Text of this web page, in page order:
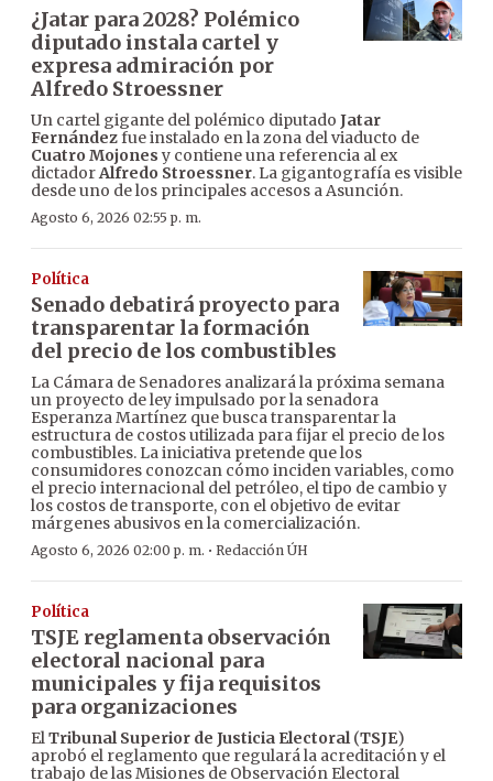
¿Jatar para 2028? Polémico
diputado instala cartel y
expresa admiración por
Alfredo Stroessner
Un cartel gigante del polémico diputado Jatar
Fernándezfue instalado en la zona del viaducto de
Cuatro Mojones y contiene una referencia al ex
dictadorAlfredo Stroessner. La gigantografía es visible
desde uno de los principales accesos a Asunción.
Agosto 6, 2026 02:55 p. m.
Política
Senado debatirá proyecto para
transparentar la formación
del precio de los combustibles
La Cámara de Senadores analizará la próxima semana
un proyecto de ley impulsado por la senadora
Esperanza Martínez que busca transparentar la
estructura de costos utilizada para fijar el precio de los
combustibles. La iniciativa pretende que los
consumidores conozcan cómo inciden variables, como
el precio internacional del petróleo, el tipo de cambio y
los costos de transporte, con el objetivo de evitar
márgenes abusivos en la comercialización.
Agosto 6, 2026 02:00 p. m. · Redacción ÚH
Política
TSJE reglamenta observación
electoral nacional para
municipales y fija requisitos
para organizaciones
ElTribunal Superior de Justicia Electoral(TSJE)
aprobó el reglamento que regulará la acreditación y el
trabajo de las Misiones de Observación Electoral